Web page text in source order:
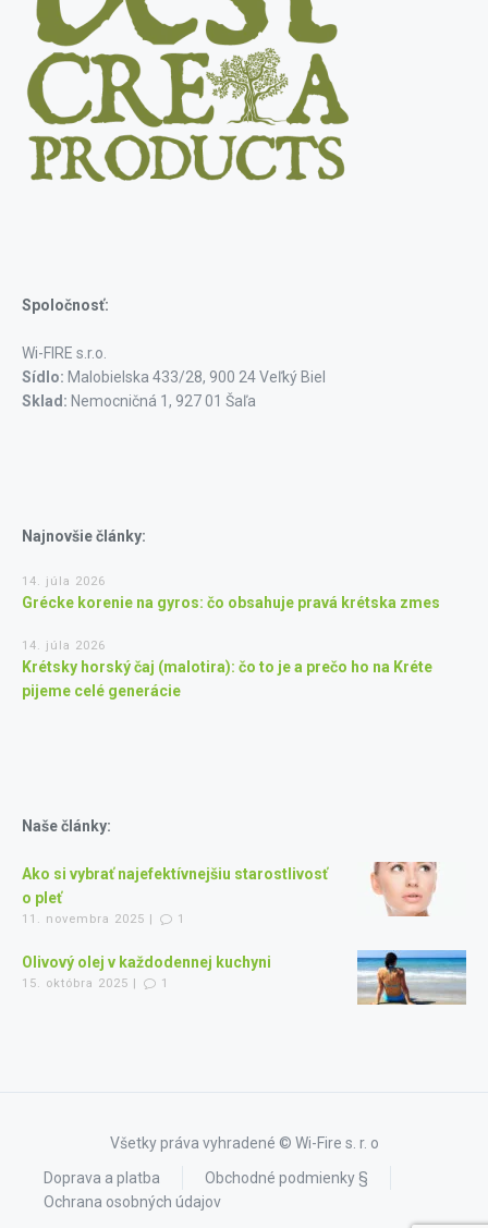
Spoločnosť:
Wi-FIRE s.r.o.
Sídlo: Malobielska 433/28, 900 24 Veľký Biel
Sklad: Nemocničná 1, 927 01 Šaľa
Najnovšie články:
14. júla 2026
Grécke korenie na gyros: čo obsahuje pravá krétska zmes
14. júla 2026
Krétsky horský čaj (malotira): čo to je a prečo ho na Kréte
pijeme celé generácie
Naše články:
Ako si vybrať najefektívnejšiu starostlivosť
o pleť
11. novembra 2025 | 1
Olivový olej v každodennej kuchyni
15. októbra 2025 | 1
Všetky práva vyhradené © Wi-Fire s. r. o
Doprava a platba
Obchodné podmienky §
Ochrana osobných údajov